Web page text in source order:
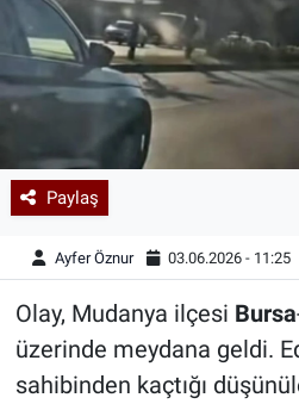
Paylaş
Ayfer Öznur 03.06.2026 - 11:25
Olay, Mudanya ilçesi Bursa
üzerinde meydana geldi.
sahibinden kaçtığı
Sağlık
Siyaset
Teknoloji
Yazarlar
Astroloji-Rüya